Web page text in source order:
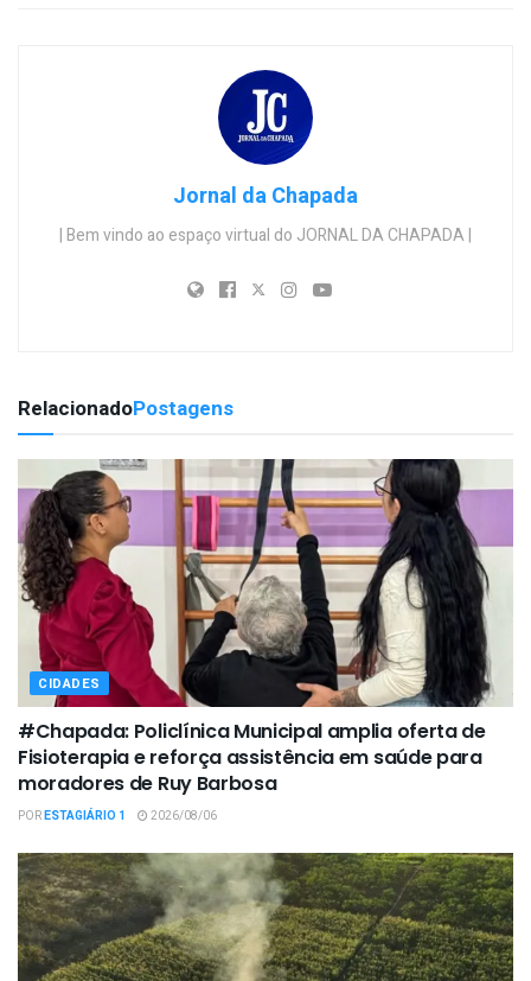
Jornal da Chapada
| Bem vindo ao espaço virtual do JORNAL DA CHAPADA |
RelacionadoPostagens
CIDADES
#Chapada: Policlínica Municipal amplia oferta de
Fisioterapia e reforça assistência em saúde para
moradores de Ruy Barbosa
PORESTAGIÁRIO 1 2026/08/06